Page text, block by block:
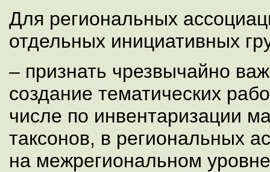
Для региональных
отдельных инициативных
– признать чрезвычайно
создание тематических
числе по инвентаризации
таксонов, в региональных
на межрегиональном